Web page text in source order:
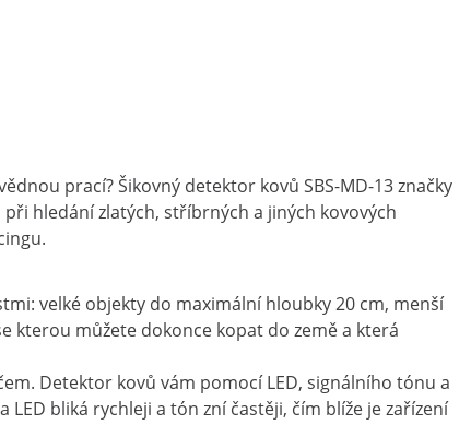
prací? Šikovný detektor kovů SBS-MD-13 značky
hledání zlatých, stříbrných a jiných kovových
velké objekty do maximální hloubky 20 cm, menší
kterou můžete dokonce kopat do země a která
Detektor kovů vám pomocí LED, signálního tónu a
bliká rychleji a tón zní častěji, čím blíže je zařízení